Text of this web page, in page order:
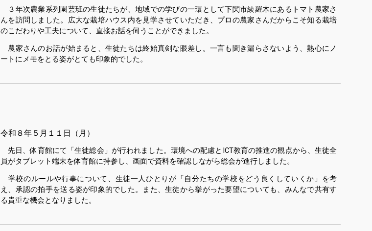
３年次農業系列園芸班の生徒たちが、地域での学びの一環として下関市綾羅木にあるトマト農家さ
んを訪問しました。広大な栽培ハウス内を見学させていただき、プロの農家さんだからこそ知る栽培
のこだわりや工夫について、直接お話を伺うことができました。
農家さんのお話が始まると、生徒たちは終始真剣な眼差し 。 一言も聞き漏らさないよう、熱心にノ
ートにメモをとる姿がとても印象的でした。
令和８年５月１１日（月）
先日、体育館にて「生徒総会」が行われました。環境への配慮とICT教育の推進の観点から、生徒全
員がタブレット端末を体育館に持参し、画面で資料を確認しながら総会が進行しました。
学校のルールや行事について、生徒一人ひとりが「自分たちの学校をどう良くしていくか」を考
え、承認の拍手を送る姿が印象的でした。また、生徒から挙がった要望についても、みんなで共有す
る貴重な機会となりました。